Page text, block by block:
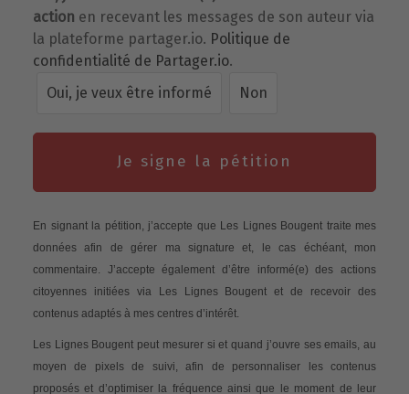
action en recevant les messages de son auteur via
la plateforme partager.io. Politique de
confidentialité de Partager.io.
Oui, je veux être informé
Non
Je signe la pétition
En signant la pétition, j’accepte que Les Lignes Bougent traite mes
données afin de gérer ma signature et, le cas échéant, mon
commentaire. J’accepte également d’être informé(e) des actions
citoyennes initiées via Les Lignes Bougent et de recevoir des
contenus adaptés à mes centres d’intérêt.
Les Lignes Bougent peut mesurer si et quand j’ouvre ses emails, au
moyen de pixels de suivi, afin de personnaliser les contenus
proposés et d’optimiser la fréquence ainsi que le moment de leur